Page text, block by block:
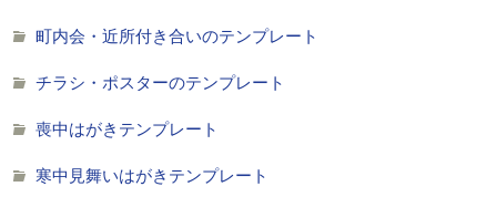
町内会・近所付き合いのテンプレート
チラシ・ポスターのテンプレート
喪中はがきテンプレート
寒中見舞いはがきテンプレート